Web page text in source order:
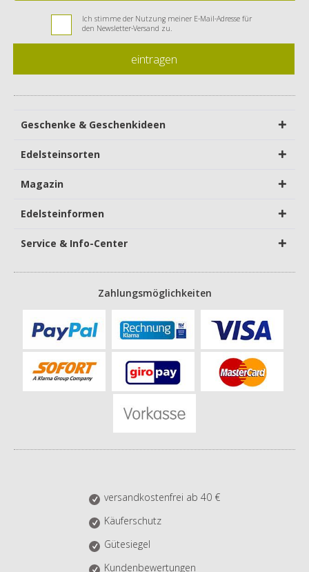
Ich stimme der Nutzung meiner E-Mail-Adresse für
den Newsletter-Versand zu.
eintragen
Geschenke & Geschenkideen
Edelsteinsorten
Magazin
Edelsteinformen
Service & Info-Center
Zahlungsmöglichkeiten
versandkostenfrei ab 40 €
Käuferschutz
Gütesiegel
Kundenbewertungen